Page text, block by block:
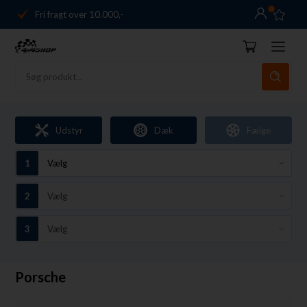
Fri fragt over 10.000,-
Danmarks førende
14 dages returret
Fri fragt over 10.000,-
Danmarks førende
14 dages returret
0
Udstyr Dæk Fælge
Porsche